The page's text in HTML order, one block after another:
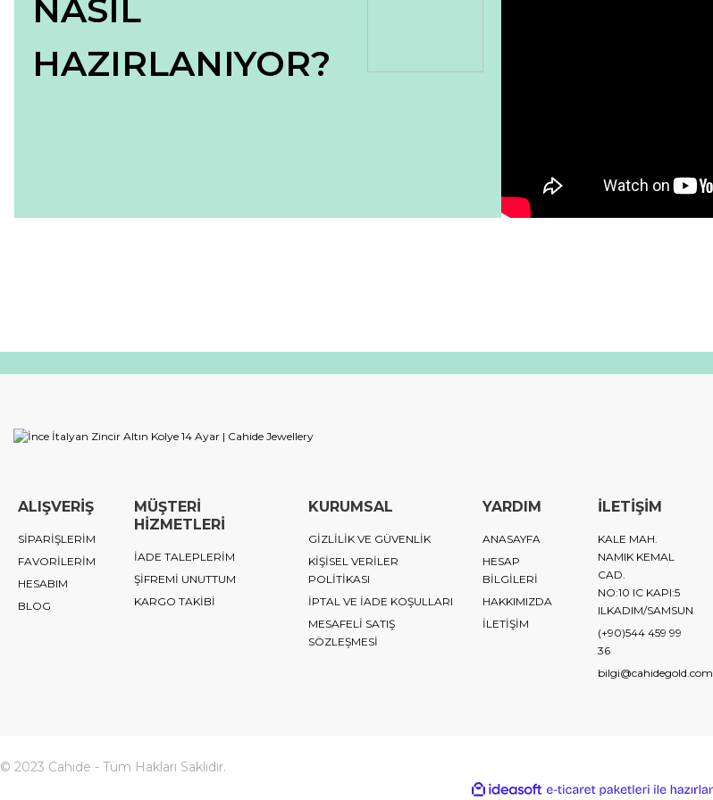
NASIL
HAZIRLANIYOR?
ALIŞVERİŞ
SİPARİŞLERİM
FAVORİLERİM
HESABIM
BLOG
MÜŞTERİ
HİZMETLERİ
İADE TALEPLERİM
ŞİFREMİ UNUTTUM
KARGO TAKİBİ
KURUMSAL
GİZLİLİK VE GÜVENLİK
KİŞİSEL VERİLER
POLİTİKASI
İPTAL VE İADE KOŞULLARI
MESAFELİ SATIŞ
SÖZLEŞMESİ
YARDIM
ANASAYFA
HESAP
BİLGİLERİ
HAKKIMIZDA
İLETİŞİM
İLETİŞİM
KALE MAH.
NAMIK KEMAL
CAD.
NO:10 IC KAPI:5
ILKADIM/SAMSUN
(+90)544 459 99
36
bilgi@cahidegold.com
© 2023 Cahide - Tüm Hakları Saklıdır.
ideasoft
e-